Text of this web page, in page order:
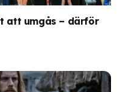
att umgås – därför